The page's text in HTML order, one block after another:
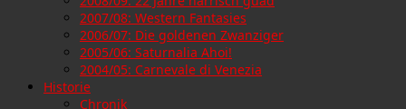
2007/08: Western Fantasies
2006/07: Die goldenen Zwanziger
2005/06: Saturnalia Ahoi!
2004/05: Carnevale di Venezia
Historie
Chronik